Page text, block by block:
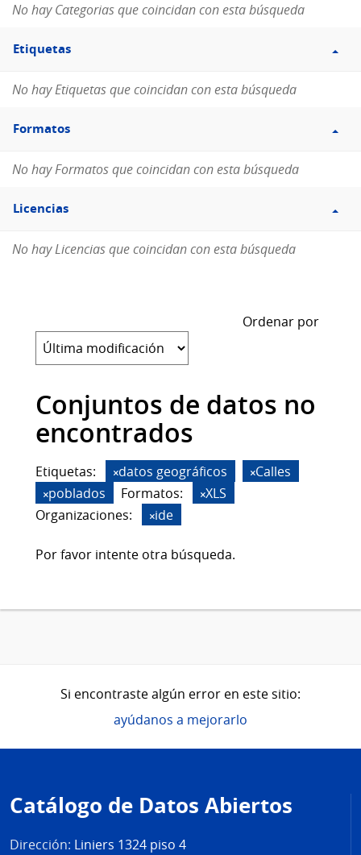
No hay Categorias que coincidan con esta búsqueda
Filtro
Etiquetas
Etiquetas
No hay Etiquetas que coincidan con esta búsqueda
Filtro
Formatos
Formatos
No hay Formatos que coincidan con esta búsqueda
Filtro
Licencias
Licencias
No hay Licencias que coincidan con esta búsqueda
Ordenar por
Conjuntos de datos no
encontrados
Etiquetas: datos geográficos
Calles
poblados
Formatos:
XLS
Organizaciones:
ide
Por favor intente otra búsqueda.
Si encontraste algún error en este sitio:
ayúdanos a mejorarlo
de
página
Catálogo de Datos Abiertos
Dirección: Liniers 1324 piso 4